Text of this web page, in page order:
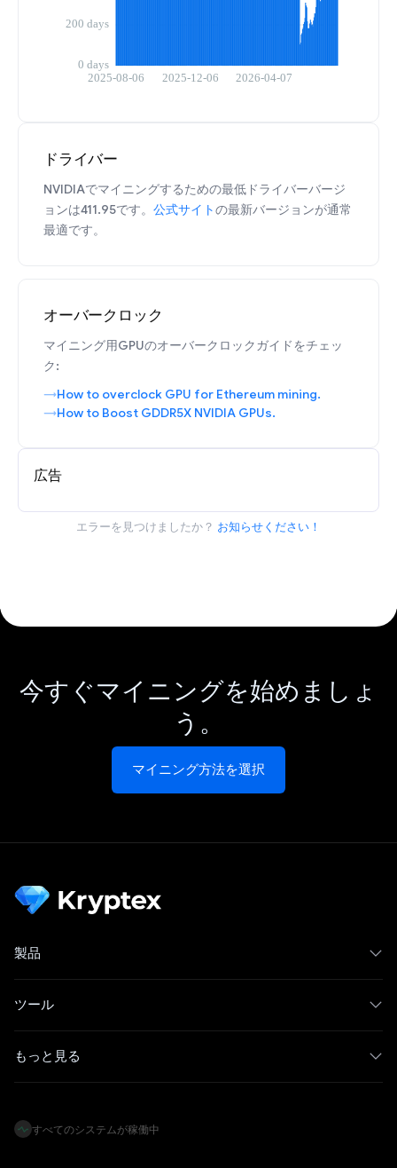
ドライバー
NVIDIAでマイニングするための最低ドライバーバージ
ョンは411.95です。 公式サイトの最新バージョンが通常
最適です。
オーバークロック
マイニング用GPUのオーバークロックガイドをチェッ
ク:
How to overclock GPU for Ethereum mining.
How to Boost GDDR5X NVIDIA GPUs.
広告
エラーを見つけましたか？ お知らせください！
今すぐマイニングを始めましょ
う。
マイニング方法を選択
製品
ツール
もっと見る
すべてのシステムが稼働中